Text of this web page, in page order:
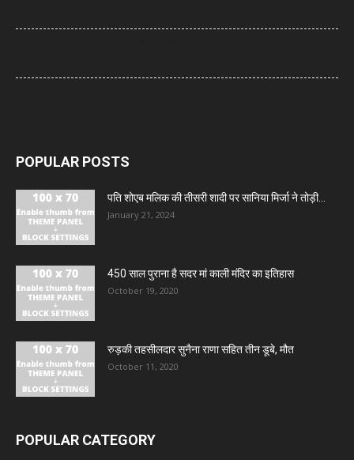
POPULAR POSTS
पति शोएब मलिक की तीसरी शादी पर सानिया मिर्जा ने तोड़ी...
January 21, 2024
450 साल पुराना है सदर मां काली मंदिर का इतिहास
October 19, 2020
रुड़की तहसीलदार सुनैना राणा सहित तीन डूबे, मौत
October 11, 2020
POPULAR CATEGORY